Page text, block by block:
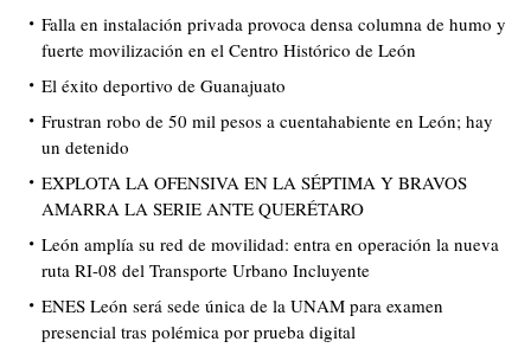
Falla en instalación privada provoca densa columna de humo y
fuerte movilización en el Centro Histórico de León
El éxito deportivo de Guanajuato
Frustran robo de 50 mil pesos a cuentahabiente en León; hay
un detenido
EXPLOTA LA OFENSIVA EN LA SÉPTIMA Y BRAVOS
AMARRA LA SERIE ANTE QUERÉTARO
León amplía su red de movilidad: entra en operación la nueva
ruta RI-08 del Transporte Urbano Incluyente
ENES León será sede única de la UNAM para examen
presencial tras polémica por prueba digital